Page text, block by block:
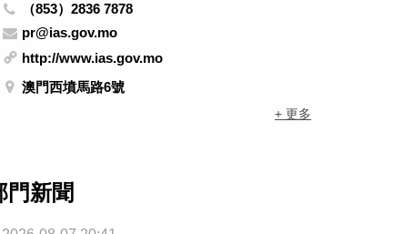
（853）2836 7878
pr@ias.gov.mo
http://www.ias.gov.mo
澳門西墳馬路6號
+ 更多
門新聞